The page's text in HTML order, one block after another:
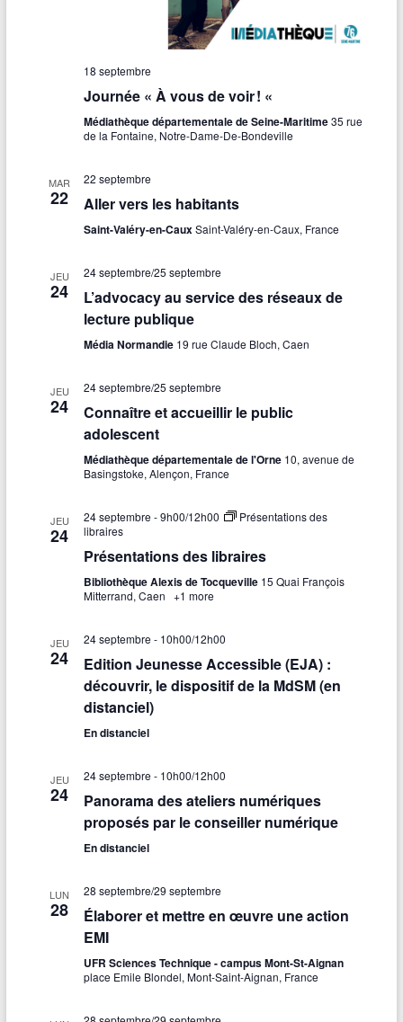
18 septembre
Journée « À vous de voir ! «
Médiathèque départementale de Seine-Maritime35 rue
de la Fontaine, Notre-Dame-De-Bondeville
MAR
22
22 septembre
Aller vers les habitants
Saint-Valéry-en-CauxSaint-Valéry-en-Caux, France
JEU
24
24 septembre/25 septembre
L’advocacy au service des réseaux de
lecture publique
Média Normandie 19 rue Claude Bloch, Caen
JEU
24
24 septembre/25 septembre
Connaître et accueillir le public
adolescent
Médiathèque départementale de l'Orne 10, avenue de
Basingstoke, Alençon, France
JEU
24
24 septembre - 9h00/12h00
Présentations des
libraires
Présentations des libraires
Bibliothèque Alexis de Tocqueville 15 Quai François
Mitterrand, Caen +1 more
JEU
24
24 septembre - 10h00/12h00
Edition Jeunesse Accessible (EJA) :
découvrir, le dispositif de la MdSM (en
distanciel)
En distanciel
JEU
24
24 septembre - 10h00/12h00
Panorama des ateliers numériques
proposés par le conseiller numérique
En distanciel
LUN
28
28 septembre/29 septembre
Élaborer et mettre en œuvre une action
EMI
UFR Sciences Technique - campus Mont-St-Aignan
place Emile Blondel, Mont-Saint-Aignan, France